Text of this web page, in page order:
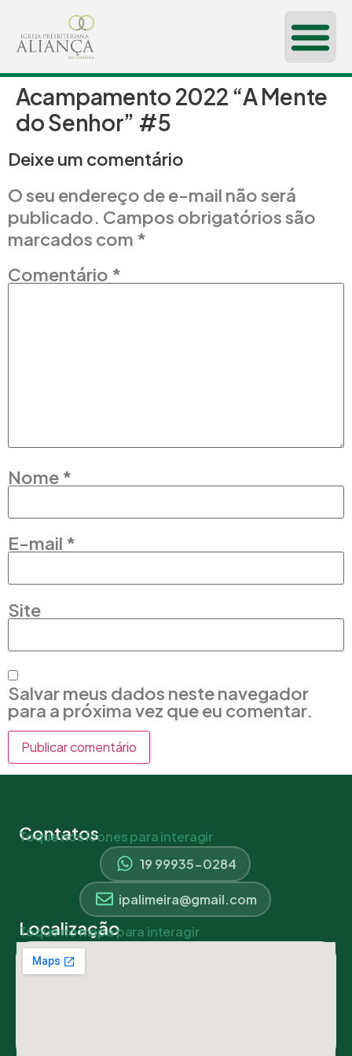
Acampamento 2022 “A Mente
do Senhor” #5
Deixe um comentário
O seu endereço de e-mail não será
publicado. Campos obrigatórios são
marcados com *
Comentário *
Nome *
E-mail *
Site
Salvar meus dados neste navegador
para a próxima vez que eu comentar.
Contatos
Toque nos ícones para interagir
19 99935-0284
ipalimeira@gmail.com
Localização
Toque no mapa para interagir